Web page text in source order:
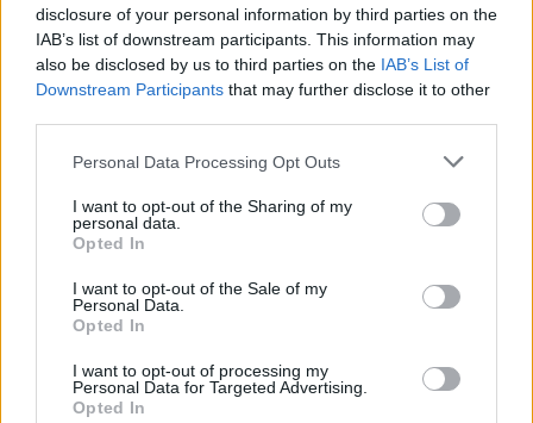
disclosure of your personal information by third parties on the
IAB’s list of downstream participants. This information may
also be disclosed by us to third parties on the IAB’s List of
Downstream Participants that may further disclose it to other
Personal Data Processing Opt Outs
I want to opt-out of the Sharing of my
personal data.
Opted In
I want to opt-out of the Sale of my
Personal Data.
Opted In
I want to opt-out of processing my
Personal Data for Targeted Advertising.
Opted In